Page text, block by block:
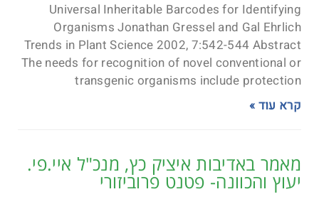
Universal Inheritable Barcodes for Identifying
Organisms Jonathan Gressel and Gal Ehrlich
Trends in Plant Science 2002, 7:542-544 Abstract
The needs for recognition of novel conventional or
transgenic organisms include protection
קרא עוד »
מאמר באדיבות איציק כץ, מנכ"ל איי.פי.
יעוץ והכוונה- פטנט פרוביזורי